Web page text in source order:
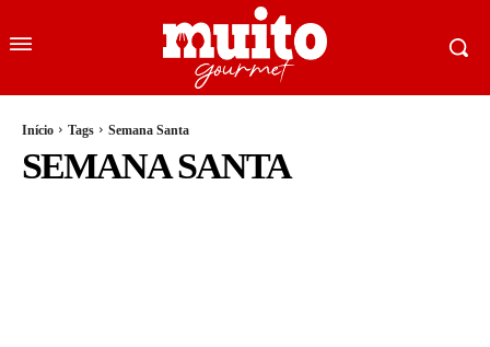
Início Tags Semana Santa
SEMANA SANTA